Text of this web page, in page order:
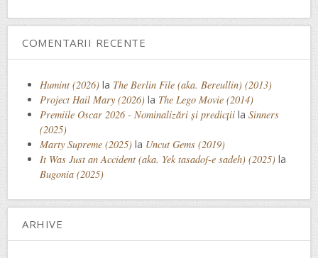
COMENTARII RECENTE
Humint (2026) la The Berlin File (aka. Bereullin) (2013)
Project Hail Mary (2026) la The Lego Movie (2014)
Premiile Oscar 2026 - Nominalizări și predicții la Sinners
(2025)
Marty Supreme (2025) la Uncut Gems (2019)
It Was Just an Accident (aka. Yek tasadof-e sadeh) (2025) la
Bugonia (2025)
ARHIVE